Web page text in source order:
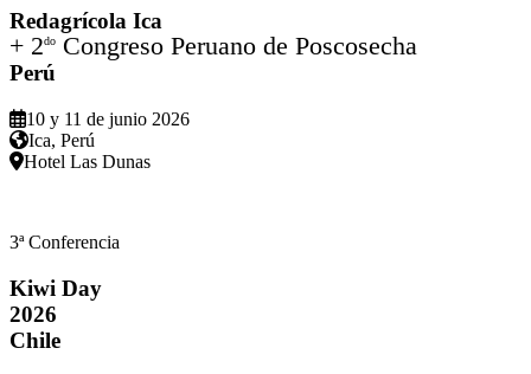
Redagrícola Ica
+ 2do Congreso Peruano de Poscosecha
Perú
10 y 11 de junio 2026
Ica, Perú
Hotel Las Dunas
3ª Conferencia
Kiwi Day
2026
Chile